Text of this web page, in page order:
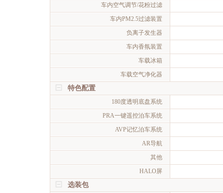
车内空气调节/花粉过滤
车内PM2.5过滤装置
负离子发生器
车内香氛装置
车载冰箱
车载空气净化器
特色配置
180度透明底盘系统
PRA一键遥控泊车系统
AVP记忆泊车系统
AR导航
其他
HALO屏
选装包